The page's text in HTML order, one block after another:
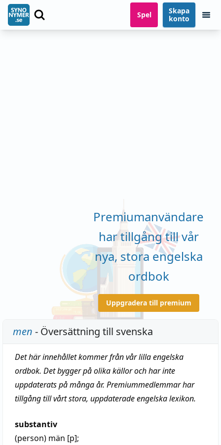
Spel
Skapa
konto
Premiumanvändare
har tillgång till vår
nya, stora engelska
ordbok
Uppgradera till premium
men - Översättning till svenska
Det här innehållet kommer från vår lilla engelska
ordbok. Det bygger på olika källor och har inte
uppdaterats på många år. Premiummedlemmar har
tillgång till vårt stora, uppdaterade engelska lexikon.
substantiv
(person) män [p];